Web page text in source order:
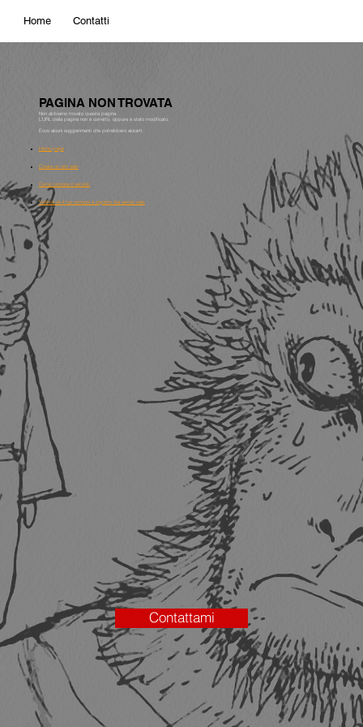
Home Contatti
PAGINA NON TROVATA
Non abbiamo trovato questa pagina.
L'URL della pagina non è corretto, oppure è stato modificato.
Ecco alcuni suggerimenti che potrebbero aiutarti:
Home page
Creare un sito web
Come funziona il servizio
Verifica se il tuo comune è coperto dai servizi web
Contattami